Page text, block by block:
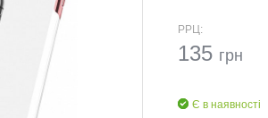
РРЦ:
135 грн
Є в наявності